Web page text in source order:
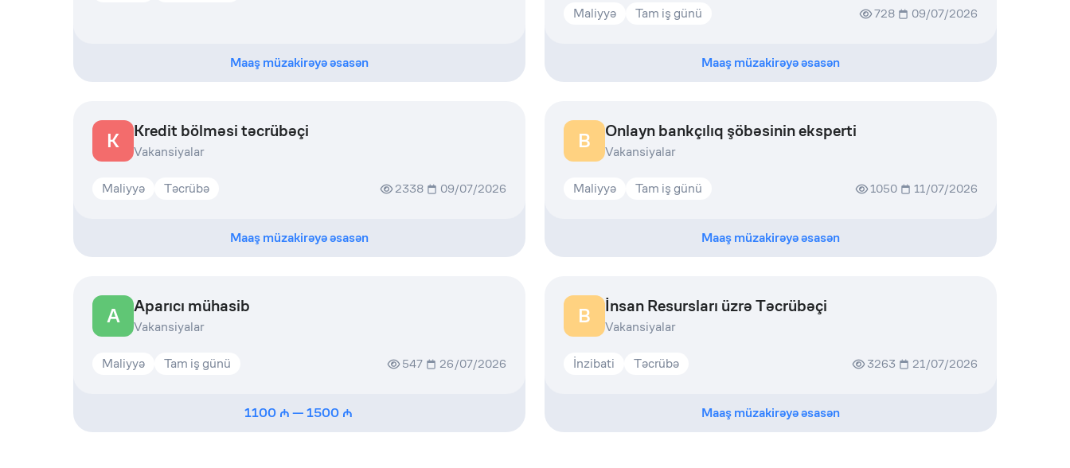
Maaş müzakirəyə əsasən
Maliyyə Tam iş günü 728 09/07/2026
Maaş müzakirəyə əsasən
K Kredit bölməsi təcrübəçi
Vakansiyalar
Maliyyə Təcrübə 2338 09/07/2026
Maaş müzakirəyə əsasən
B Onlayn bankçılıq şöbəsinin eksperti
Vakansiyalar
Maliyyə Tam iş günü 1050 11/07/2026
Maaş müzakirəyə əsasən
A Aparıcı mühasib
Vakansiyalar
Maliyyə Tam iş günü 547 26/07/2026
1100 —1500
B İnsan Resursları üzrə Təcrübəçi
Vakansiyalar
İnzibati Təcrübə 3263 21/07/2026
Maaş müzakirəyə əsasən